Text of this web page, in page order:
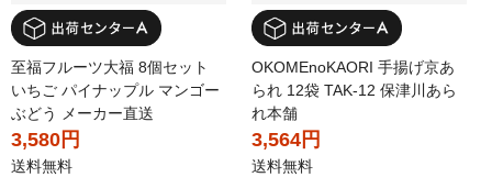
至福フルーツ大福 8個セット
いちご パイナップル マンゴー
ぶどう メーカー直送
3,580円
送料無料
OKOMEnoKAORI 手揚げ京あ
られ 12袋 TAK-12 保津川あら
れ本舗
3,564円
送料無料